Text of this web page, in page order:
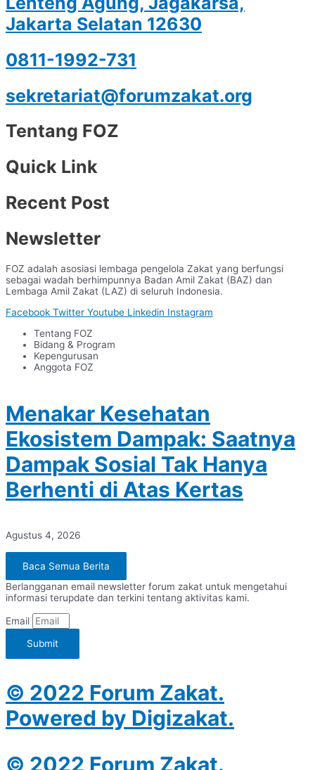
Jakarta Selatan 12630
0811-1992-731
sekretariat@forumzakat.org
Tentang FOZ
Quick Link
Recent Post
Newsletter
FOZ adalah asosiasi lembaga pengelola Zakat yang berfungsi
sebagai wadah berhimpunnya Badan Amil Zakat (BAZ) dan
Lembaga Amil Zakat (LAZ) di seluruh Indonesia.
Facebook Twitter Youtube Linkedin Instagram
Tentang FOZ
Bidang & Program
Kepengurusan
Anggota FOZ
Menakar Kesehatan
Ekosistem Dampak: Saatnya
Dampak Sosial Tak Hanya
Berhenti di Atas Kertas
Agustus 4, 2026
Baca Semua Berita
Berlangganan email newsletter forum zakat untuk mengetahui
informasi terupdate dan terkini tentang aktivitas kami.
Email
Submit
© 2022 Forum Zakat.
Powered by Digizakat.
© 2022 Forum Zakat.